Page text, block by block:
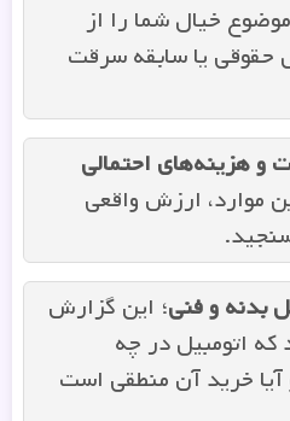
خیال شما را از
حقوقی یا سابقه سرقت
و هزینه‌های احتمالی
موارد، ارزش واقعی
بدنه و فنی؛ این گزارش
اتومبیل در چه
آیا خرید آن منطقی است